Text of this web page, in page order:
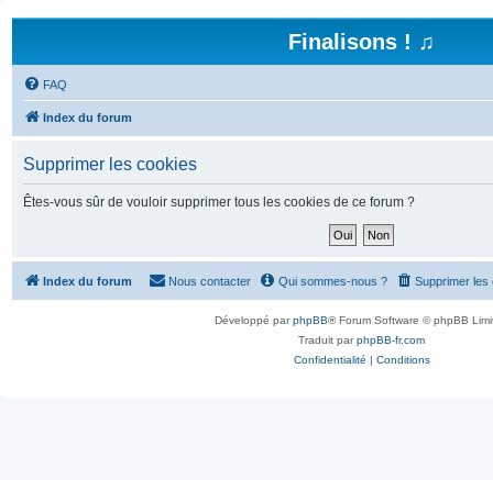
Finalisons ! ♫
FAQ
Index du forum
Supprimer les cookies
Êtes-vous sûr de vouloir supprimer tous les cookies de ce forum ?
Index du forum Supprimer les
Qui sommes-nous ?
Nous contacter
Développé parphpBB® Forum Software © phpBB
Traduit parphpBB-fr.com
Confidentialité | Conditions